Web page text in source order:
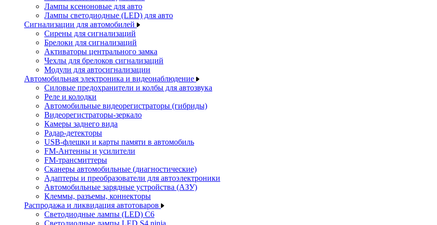
Лампы ксеноновые для авто
Лампы светодиодные (LED) для авто
Сигнализации для автомобилей
Сирены для сигнализаций
Брелоки для сигнализаций
Активаторы центрального замка
Чехлы для брелоков сигнализаций
Модули для автосигнализации
Автомобильная электроника и видеонаблюдение
Силовые предохранители и колбы для автозвука
Реле и колодки
Автомобильные видеорегистраторы (гибриды)
Видеорегистраторы-зеркало
Камеры заднего вида
Радар-детекторы
USB-флешки и карты памяти в автомобиль
FM-Антенны и усилители
FM-трансмиттеры
Сканеры автомобильные (диагностические)
Адаптеры и преобразователи для автоэлектроники
Автомобильные зарядные устройства (АЗУ)
Клеммы, разъемы, коннекторы
Распродажа и ликвидация автотоваров
Светодиодные лампы (LED) C6
Светодиодные лампы LED S4 ninja